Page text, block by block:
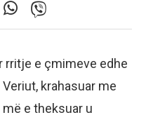
rritje e çmimeve edhe
krahasuar me
e theksuar u